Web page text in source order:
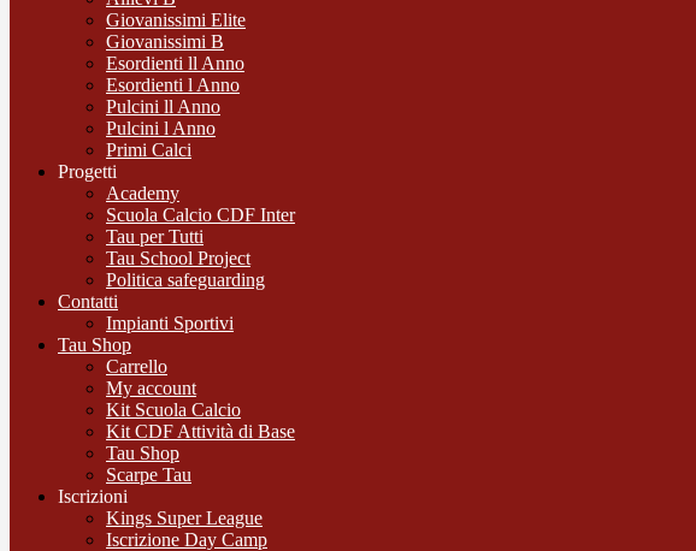
Giovanissimi Elite
Giovanissimi B
Esordienti ll Anno
Esordienti l Anno
Pulcini ll Anno
Pulcini l Anno
Primi Calci
Progetti
Academy
Scuola Calcio CDF Inter
Tau per Tutti
Tau School Project
Politica safeguarding
Contatti
Impianti Sportivi
Tau Shop
Carrello
My account
Kit Scuola Calcio
Kit CDF Attività di Base
Tau Shop
Scarpe Tau
Iscrizioni
Kings Super League
Iscrizione Day Camp